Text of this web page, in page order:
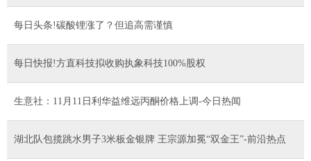
每日头条!碳酸锂涨了？但追高需谨慎
每日快报!方直科技拟收购执象科技100%股权
生意社：11月11日利华益维远丙酮价格上调-今日热闻
湖北队包揽跳水男子3米板金银牌 王宗源加冕“双金王”-前沿热点